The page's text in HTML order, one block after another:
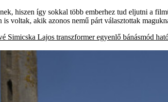
hiszen így sokkal több emberhez tud eljutni a
voltak, akik azonos nemű párt választottak
Simicska Lajos transzformer egyenlő bánásmód